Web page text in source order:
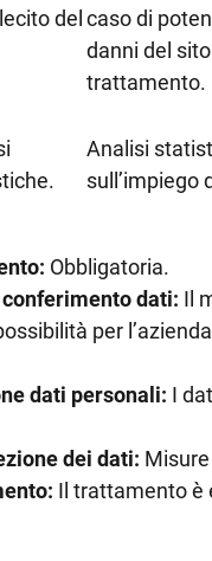
delcaso di
danni del
trattamento.
Analisi
sull’impiego
Obbligatoria.
dati: Il
per
dati personali: I
dei dati:
Il trattamento è